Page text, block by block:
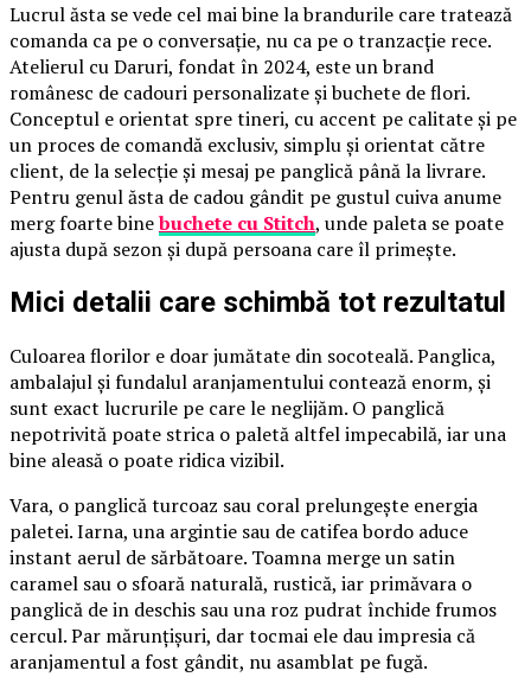
Lucrul ăsta se vede cel mai bine la brandurile care tratează
comanda ca pe o conversație, nu ca pe o tranzacție rece.
Atelierul cu Daruri, fondat în 2024, este un brand
românesc de cadouri personalizate și buchete de flori.
Conceptul e orientat spre tineri, cu accent pe calitate și pe
un proces de comandă exclusiv, simplu și orientat către
client, de la selecție și mesaj pe panglică până la livrare.
Pentru genul ăsta de cadou gândit pe gustul cuiva anume
merg foarte binebuchete cu Stitch, unde paleta se poate
ajusta după sezon și după persoana care îl primește.
Mici detalii care schimbă tot rezultatul
Culoarea florilor e doar jumătate din socoteală. Panglica,
ambalajul și fundalul aranjamentului contează enorm, și
sunt exact lucrurile pe care le neglijăm. O panglică
nepotrivită poate strica o paletă altfel impecabilă, iar una
bine aleasă o poate ridica vizibil.
Vara, o panglică turcoaz sau coral prelungește energia
paletei. Iarna, una argintie sau de catifea bordo aduce
instant aerul de sărbătoare. Toamna merge un satin
caramel sau o sfoară naturală, rustică, iar primăvara o
panglică de in deschis sau una roz pudrat închide frumos
cercul. Par mărunțișuri, dar tocmai ele dau impresia că
aranjamentul a fost gândit, nu asamblat pe fugă.